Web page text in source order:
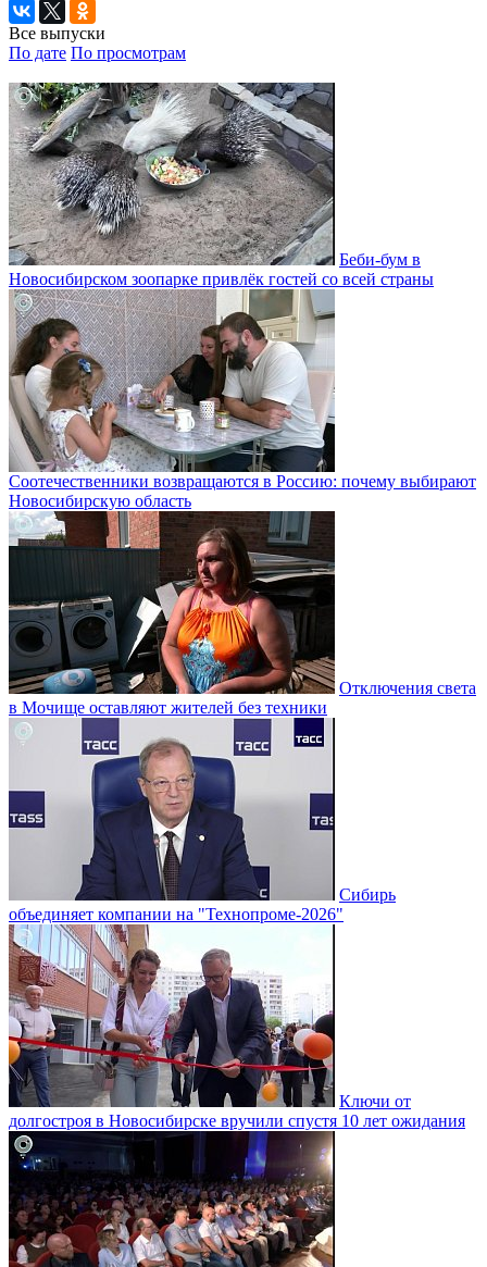
Все выпуски
По дате По просмотрам
Беби-бум в
Новосибирском зоопарке привлёк гостей со всей страны
Соотечественники возвращаются в Россию: почему выбирают
Новосибирскую область
Отключения света
в Мочище оставляют жителей без техники
Сибирь
объединяет компании на "Технопроме-2026"
Ключи от
долгостроя в Новосибирске вручили спустя 10 лет ожидания